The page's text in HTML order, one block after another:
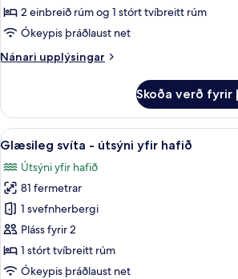
2 einbreið rúm og 1 stórt tvíbreitt rúm
Ókeypis þráðlaust net
Nánari upplýsingar
Nánari
(Carioca)
Skoða verð fyrir
Skoða
allar
myndir
fyrir
Glæsileg
svíta
-
útsýni
Glæsileg
8
Glæsileg svíta - útsýni yfir hafið
Útsýni yfir hafið
81 fermetrar
1 svefnherbergi
Pláss fyrir 2
1 stórt tvíbreitt rúm
Ókeypis þráðlaust net